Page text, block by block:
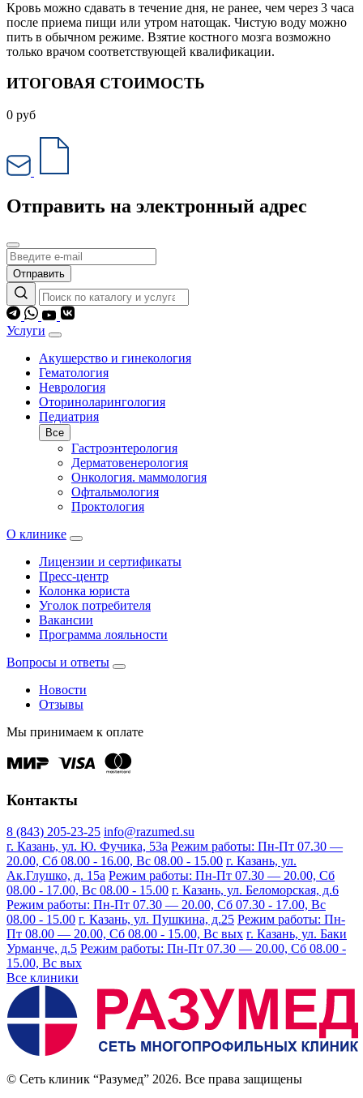
Кровь можно сдавать в течение дня, не ранее, чем через 3 часа
после приема пищи или утром натощак. Чистую воду можно
пить в обычном режиме. Взятие костного мозга возможно
только врачом соответствующей квалификации.
ИТОГОВАЯ СТОИМОСТЬ
0 руб
Отправить на электронный адрес
Отправить
Услуги
Акушерство и гинекология
Гематология
Неврология
Оториноларингология
Педиатрия
Все
Гастроэнтерология
Дерматовенерология
Онкология. маммология
Офтальмология
Проктология
О клинике
Лицензии и сертификаты
Пресс-центр
Колонка юриста
Уголок потребителя
Вакансии
Программа лояльности
Вопросы и ответы
Новости
Отзывы
Мы принимаем к оплате
Контакты
8 (843) 205-23-25 info@razumed.su
г. Казань, ул. Ю. Фучика, 53а Режим работы: Пн-Пт 07.30 —
20.00, Сб 08.00 - 16.00, Вс 08.00 - 15.00 г. Казань, ул.
Ак.Глушко, д. 15а Режим работы: Пн-Пт 07.30 — 20.00, Сб
08.00 - 17.00, Вс 08.00 - 15.00 г. Казань, ул. Беломорская, д.6
Режим работы: Пн-Пт 07.30 — 20.00, Сб 07.30 - 17.00, Вс
08.00 - 15.00 г. Казань, ул. Пушкина, д.25 Режим работы: Пн-
Пт 08.00 — 20.00, Сб 08.00 - 15.00, Вс вых г. Казань, ул. Баки
Урманче, д.5 Режим работы: Пн-Пт 07.30 — 20.00, Сб 08.00 -
15.00, Вс вых
Все клиники
© Сеть клиник “Разумед” 2026. Все права защищены